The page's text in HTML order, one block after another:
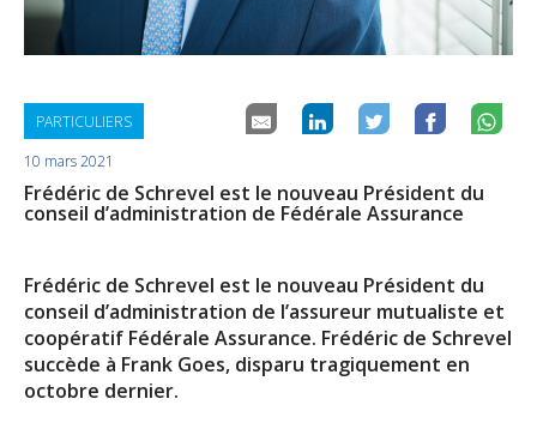
Durabilité
Check-up Assurances
Dirigeant d'entreprise
Check-up Assurances
Vos biens
Vos chantiers
Vos finances
Check-up Assurances
Jobs
Votre déclaration de sinistre
PARTICULIERS
10 mars 2021
Frédéric de Schrevel est le nouveau Président du
conseil d’administration de Fédérale Assurance
Frédéric de Schrevel est le nouveau Président du
conseil d’administration de l’assureur mutualiste et
coopératif Fédérale Assurance. Frédéric de Schrevel
succède à Frank Goes, disparu tragiquement en
octobre dernier.